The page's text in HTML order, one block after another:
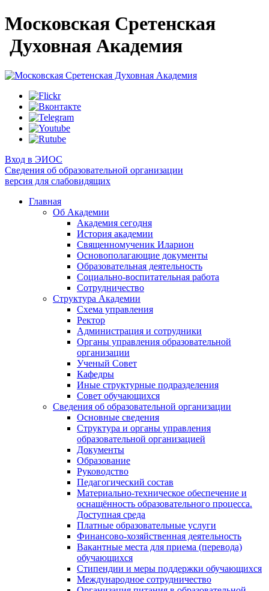
Московская Сретенская
Духовная Академия
Вход в ЭИОС
Сведения об образовательной организации
версия для слабовидящих
Главная
Об Академии
Академия сегодня
История академии
Священномученик Иларион
Основополагающие документы
Образовательная деятельность
Социально-воспитательная работа
Сотрудничество
Структура Академии
Схема управления
Ректор
Администрация и сотрудники
Органы управления образовательной
организации
Ученый Совет
Кафедры
Иные структурные подразделения
Совет обучающихся
Сведения об образовательной организации
Основные сведения
Структура и органы управления
образовательной организацией
Документы
Образование
Руководство
Педагогический состав
Материально-техническое обеспечение и
оснащённость образовательного процесса.
Доступная среда
Платные образовательные услуги
Финансово-хозяйственная деятельность
Вакантные места для приема (перевода)
обучающихся
Стипендии и меры поддержки обучающихся
Международное сотрудничество